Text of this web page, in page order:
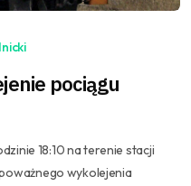
pociągu
18:10 na terenie stacji
wykolejenia